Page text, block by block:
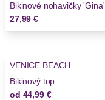
Bikinové nohavičky 'Gina'
27,99 €
VENICE BEACH
Bikinový top
od 44,99 €